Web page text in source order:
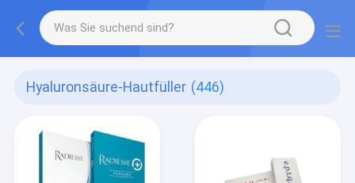
Hyaluronsäure-Hautfüller (446)